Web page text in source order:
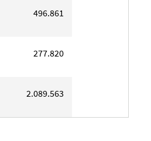
496.861
277.820
2.089.563